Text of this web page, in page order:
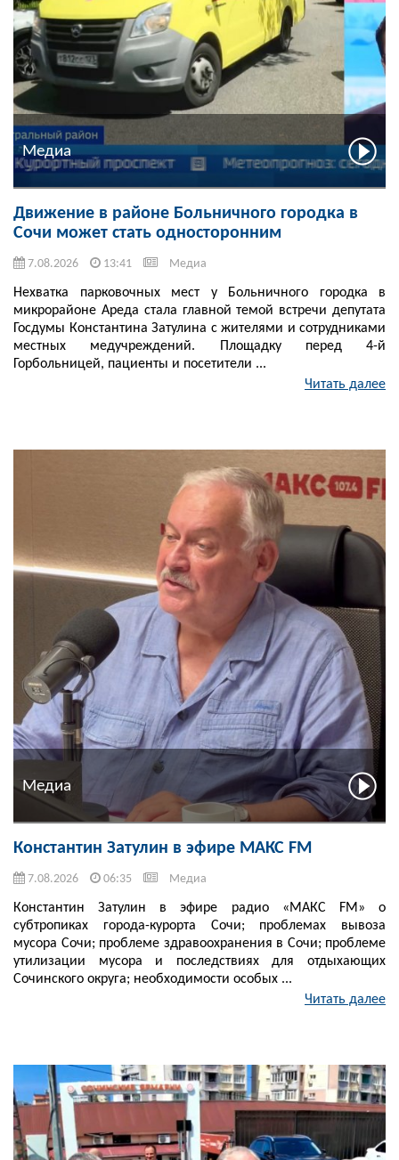
Медиа
Движение в районе Больничного городка в
Сочи может стать односторонним
7.08.2026 13:41 Медиа
Нехватка парковочных мест у Больничного городка в
микрорайоне Ареда стала главной темой встречи депутата
Госдумы Константина Затулина с жителями и сотрудниками
местных медучреждений. Площадку перед 4-й
Горбольницей, пациенты и посетители ...
Читать далее
Медиа
Константин Затулин в эфире МАКС FM
7.08.2026 06:35 Медиа
Константин Затулин в эфире радио «МАКС FM» о
субтропиках города-курорта Сочи; проблемах вывоза
мусора Сочи; проблеме здравоохранения в Сочи; проблеме
утилизации мусора и последствиях для отдыхающих
Сочинского округа; необходимости особых ...
Читать далее